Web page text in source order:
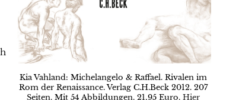
Kia Vahland: Michelangelo & Raffael. Rivalen im
Rom der Renaissance. Verlag C.H.Beck 2012. 207
Seiten. Mit 54 Abbildungen. 21,95 Euro. Hier